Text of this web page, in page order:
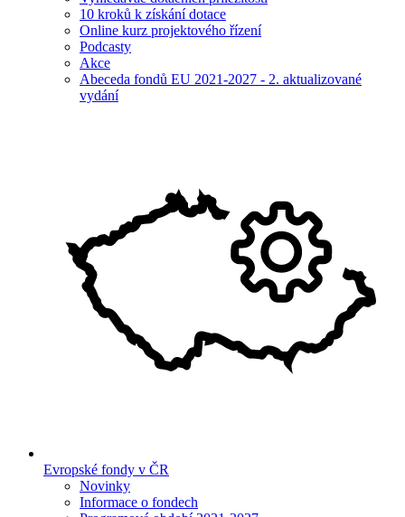
10 kroků k získání dotace
Online kurz projektového řízení
Podcasty
Akce
Abeceda fondů EU 2021-2027 - 2. aktualizované
vydání
Evropské fondy v ČR
Novinky
Informace o fondech